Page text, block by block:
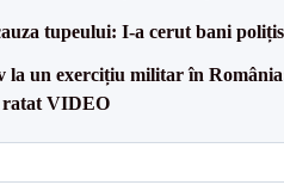
tupeului: I-a cerut bani
la un exercițiu militar în
ratat VIDEO